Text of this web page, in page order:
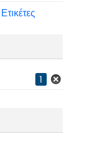
1